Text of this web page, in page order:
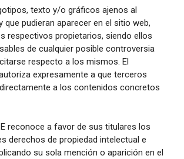
texto y/o gráficos ajenos al
que pudieran aparecer en el sitio web,
respectivos propietarios, siendo ellos
de cualquier posible controversia
respecto a los mismos. El
autoriza expresamente a que terceros
a los contenidos concretos
reconoce a favor de sus titulares los
derechos de propiedad intelectual e
su sola mención o aparición en el